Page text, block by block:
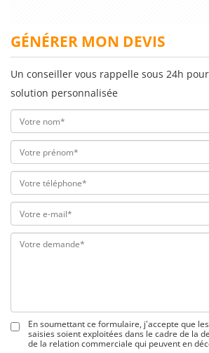
GÉNÉRER MON DEVIS
Un conseiller vous rappelle sous 24h
solution personnalisée
En soumettant ce formulaire, j'accepte que
saisies soient exploitées dans le cadre de la
de la relation commerciale qui peuvent en